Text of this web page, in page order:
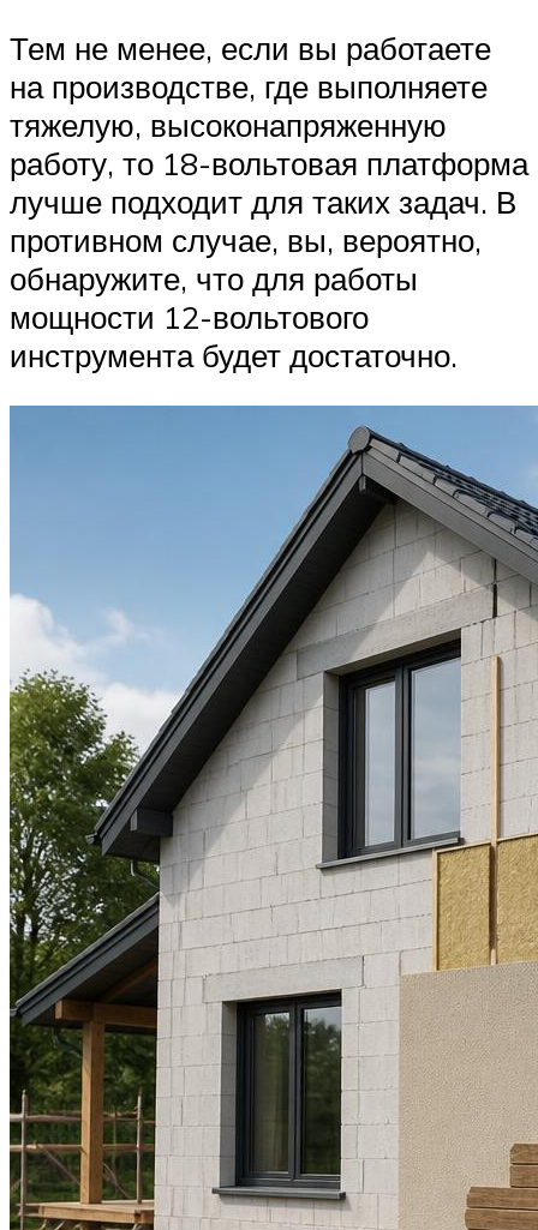
Тем не менее, если вы работаете
на производстве, где выполняете
тяжелую, высоконапряженную
работу, то 18-вольтовая платформа
лучше подходит для таких задач. В
противном случае, вы, вероятно,
обнаружите, что для работы
мощности 12-вольтового
инструмента будет достаточно.